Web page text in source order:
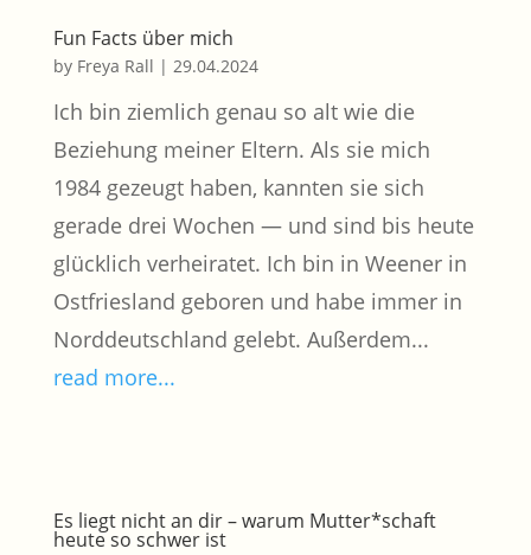
Fun Facts über mich
by Freya Rall | 29.04.2024
Ich bin ziemlich genau so alt wie die
Beziehung meiner Eltern. Als sie mich
1984 gezeugt haben, kannten sie sich
gerade drei Wochen — und sind bis heute
glücklich verheiratet. Ich bin in Weener in
Ostfriesland geboren und habe immer in
Norddeutschland gelebt. Außerdem...
read more...
Es liegt nicht an dir ­– warum Mutter*schaft
heute so schwer ist